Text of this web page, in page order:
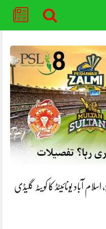
پی ایس ایل 8،پاکستان سپر لیگ 2023, اسلام آباد یونائیٹڈ کا کویٹہ گلیڈی